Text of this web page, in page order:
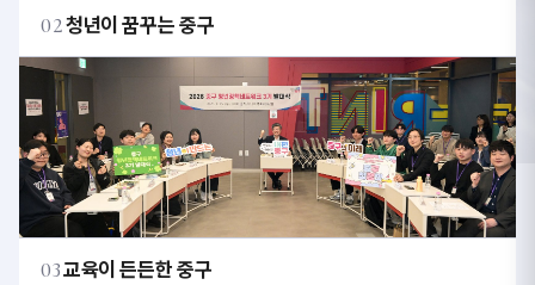
02청년이 꿈꾸는 중구
03교육이 든든한 중구